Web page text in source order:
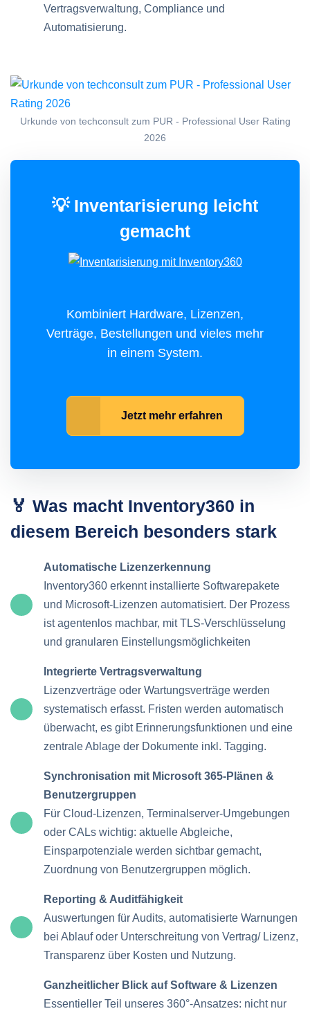
Vertragsverwaltung, Compliance und
Automatisierung.
Urkunde von techconsult zum PUR - Professional User Rating
2026
💡 Inventarisierung leicht
gemacht
Kombiniert Hardware, Lizenzen,
Verträge, Bestellungen und vieles mehr
in einem System.
Jetzt mehr erfahren
🏅 Was macht Inventory360 in
diesem Bereich besonders stark
Automatische Lizenzerkennung
Inventory360 erkennt installierte Softwarepakete
und Microsoft-Lizenzen automatisiert. Der Prozess
ist agentenlos machbar, mit TLS-Verschlüsselung
und granularen Einstellungsmöglichkeiten
Integrierte Vertragsverwaltung
Lizenzverträge oder Wartungsverträge werden
systematisch erfasst. Fristen werden automatisch
überwacht, es gibt Erinnerungsfunktionen und eine
zentrale Ablage der Dokumente inkl. Tagging.
Synchronisation mit Microsoft 365-Plänen &
Benutzergruppen
Für Cloud-Lizenzen, Terminalserver-Umgebungen
oder CALs wichtig: aktuelle Abgleiche,
Einsparpotenziale werden sichtbar gemacht,
Zuordnung von Benutzergruppen möglich.
Reporting & Auditfähigkeit
Auswertungen für Audits, automatisierte Warnungen
bei Ablauf oder Unterschreitung von Vertrag/ Lizenz,
Transparenz über Kosten und Nutzung.
Ganzheitlicher Blick auf Software & Lizenzen
Essentieller Teil unseres 360°-Ansatzes: nicht nur